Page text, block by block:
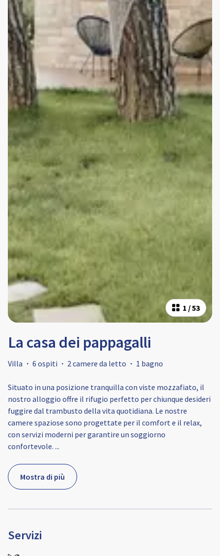
1 /53
La casa dei pappagalli
Villa · 6 ospiti · 2 camere da letto · 1 bagno
Situato in una posizione tranquilla con viste mozzafiato, il
nostro alloggio offre il rifugio perfetto per chiunque desideri
fuggire dal trambusto della vita quotidiana. Le nostre
camere spaziose sono progettate per il comfort e il relax,
con servizi moderni per garantire un soggiorno
confortevole. ...
Mostra di più
Servizi